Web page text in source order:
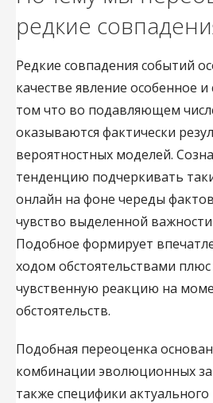
редкие
Редкие совпадения событий
качестве явление особенное
том что во подавляющем
оказываются фактически
вероятностных моделей.
тенденцию подчеркивать
онлайн на фоне череды
чувство выделенной
Подобное формирует
ходом обстоятельствами
чувственную реакцию на
обстоятельств.
Подобная переоценка
комбинации эволюционных
также специфики